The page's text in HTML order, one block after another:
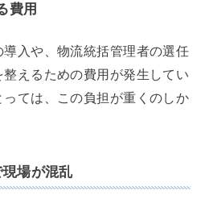
費用
入や、物流統括管理者の選任
えるための費用が発生してい
っては、この負担が重くのしか
場が混乱